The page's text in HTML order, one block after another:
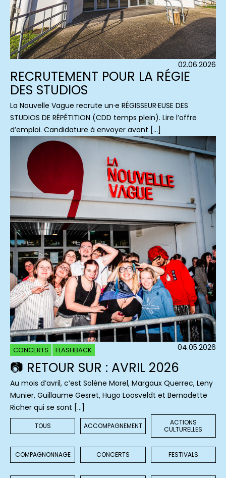
02.06.2026
RECRUTEMENT POUR LA RÉGIE
DES STUDIOS
La Nouvelle Vague recrute un·e RÉGISSEUR·EUSE DES
STUDIOS DE RÉPÉTITION (CDD temps plein). Lire l’offre
d’emploi. Candidature à envoyer avant […]
CONCERTS FLASHBACK 04.05.2026
📷 RETOUR SUR : AVRIL 2026
Au mois d’avril, c’est Solène Morel, Margaux Querrec, Leny
Munier, Guillaume Gesret, Hugo Loosveldt et Bernadette
Richer qui se sont […]
TOUS ACCOMPAGNEMENT
ACTIONS
CULTURELLES
COMPAGNONNAGE CONCERTS FESTIVALS